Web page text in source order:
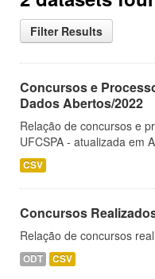
Filter Results
Concursos e
Dados Abertos/2022
Relação de concursos e
UFCSPA - atualizada em
CSV
Concursos
Relação de concursos
ODT CSV